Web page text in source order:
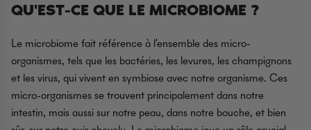
QU'EST-CE QUE LE MICROBIOME ?
Le microbiome fait référence à l'ensemble des micro-
organismes, tels que les bactéries, les levures, les champignons
et les virus, qui vivent en symbiose avec notre organisme. Ces
micro-organismes se trouvent principalement dans notre
intestin, mais aussi sur notre peau, dans notre bouche, et bien